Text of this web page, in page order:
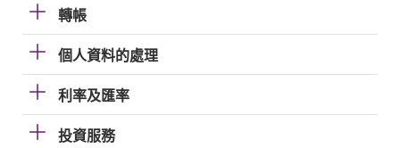
轉帳
個人資料的處理
利率及匯率
投資服務